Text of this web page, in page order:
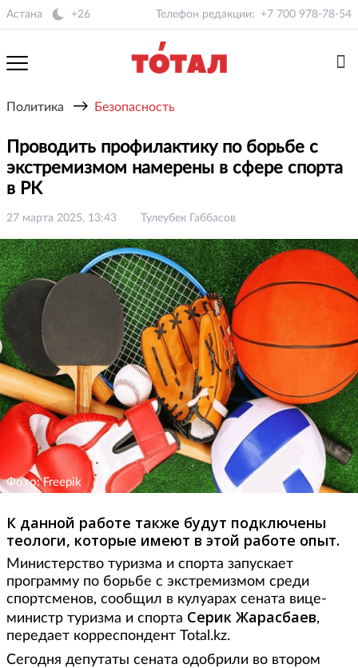
Астана +26 Телефон редакции: +7 700 978-78-54
Политика → Безопасность
Проводить профилактику по борьбе с
экстремизмом намерены в сфере спорта
в РК
27 марта 2025, 13:43 Тулеубек Габбасов
Фото: Freepik
К данной работе также будут подключены
теологи, которые имеют в этой работе опыт.
Министерство туризма и спорта запускает
программу по борьбе с экстремизмом среди
спортсменов, сообщил в кулуарах сената вице-
министр туризма и спорта Серик Жарасбаев,
передает корреспондент Total.kz.
Сегодня депутаты сената одобрили во втором